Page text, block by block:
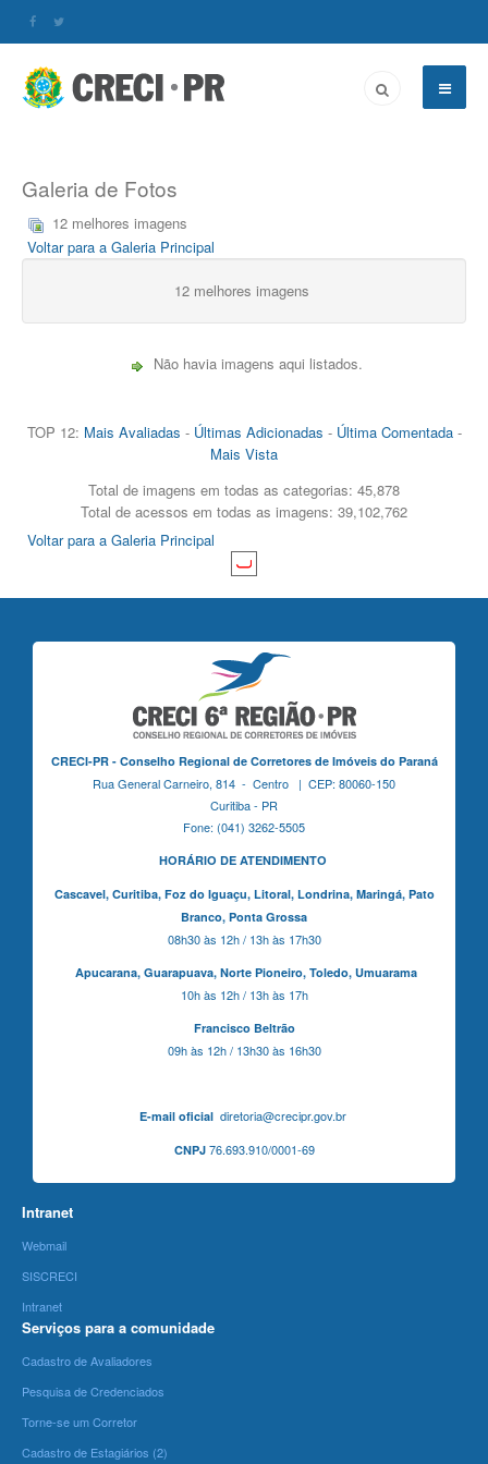
Galeria de Fotos
12 melhores imagens
Voltar para a Galeria Principal
12 melhores imagens
Não havia imagens aqui listados.
TOP 12: Mais Avaliadas - Últimas Adicionadas - Última Comentada-
Mais Vista
Total de imagens em todas as categorias: 45,878
Total de acessos em todas as imagens: 39,102,762
Voltar para a Galeria Principal
CRECI-PR - Conselho Regional de Corretores de Imóveis do Paraná
Rua General Carneiro, 814 - Centro | CEP: 80060-150
Curitiba - PR
Fone: (041) 3262-5505
HORÁRIO DE ATENDIMENTO
Cascavel, Curitiba,Foz do Iguaçu, Litoral, Londrina, Maringá, Pato
Branco, Ponta Grossa
08h30 às 12h / 13h às 17h30
Apucarana, Guarapuava, Norte Pioneiro, Toledo, Umuarama
10h às 12h / 13h às 17h
Francisco Beltrão
09h às 12h / 13h30 às 16h30
E-mail oficialdiretoria@crecipr.gov.br
CNPJ76.693.910/0001-69
Intranet
Webmail
SISCRECI
Intranet
Serviços para a comunidade
Cadastro de Avaliadores
Pesquisa de Credenciados
Torne-se um Corretor
Cadastro de Estagiários (2)